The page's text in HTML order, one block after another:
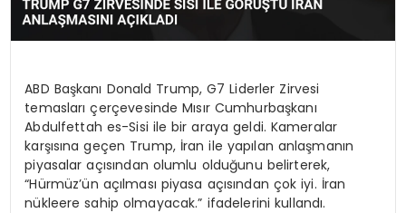
ABD Başkanı Donald Trump, G7 Liderler Zirvesi
temasları çerçevesinde Mısır Cumhurbaşkanı
Abdulfettah es-Sisi ile bir araya geldi. Kameralar
karşısına geçen Trump, İran ile yapılan anlaşmanın
piyasalar açısından olumlu olduğunu belirterek,
“Hürmüz’ün açılması piyasa açısından çok iyi. İran
nükleere sahip olmayacak.” ifadelerini kullandı.